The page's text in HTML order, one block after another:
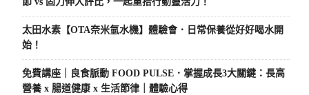
太田水素【OTA奈米氫水機】體驗會．日常保養從好好喝水開
始！
免費講座｜良食脈動 FOOD PULSE．掌握成長3大關鍵：長高
營養 x 腸道健康 x 生活節律｜體驗心得